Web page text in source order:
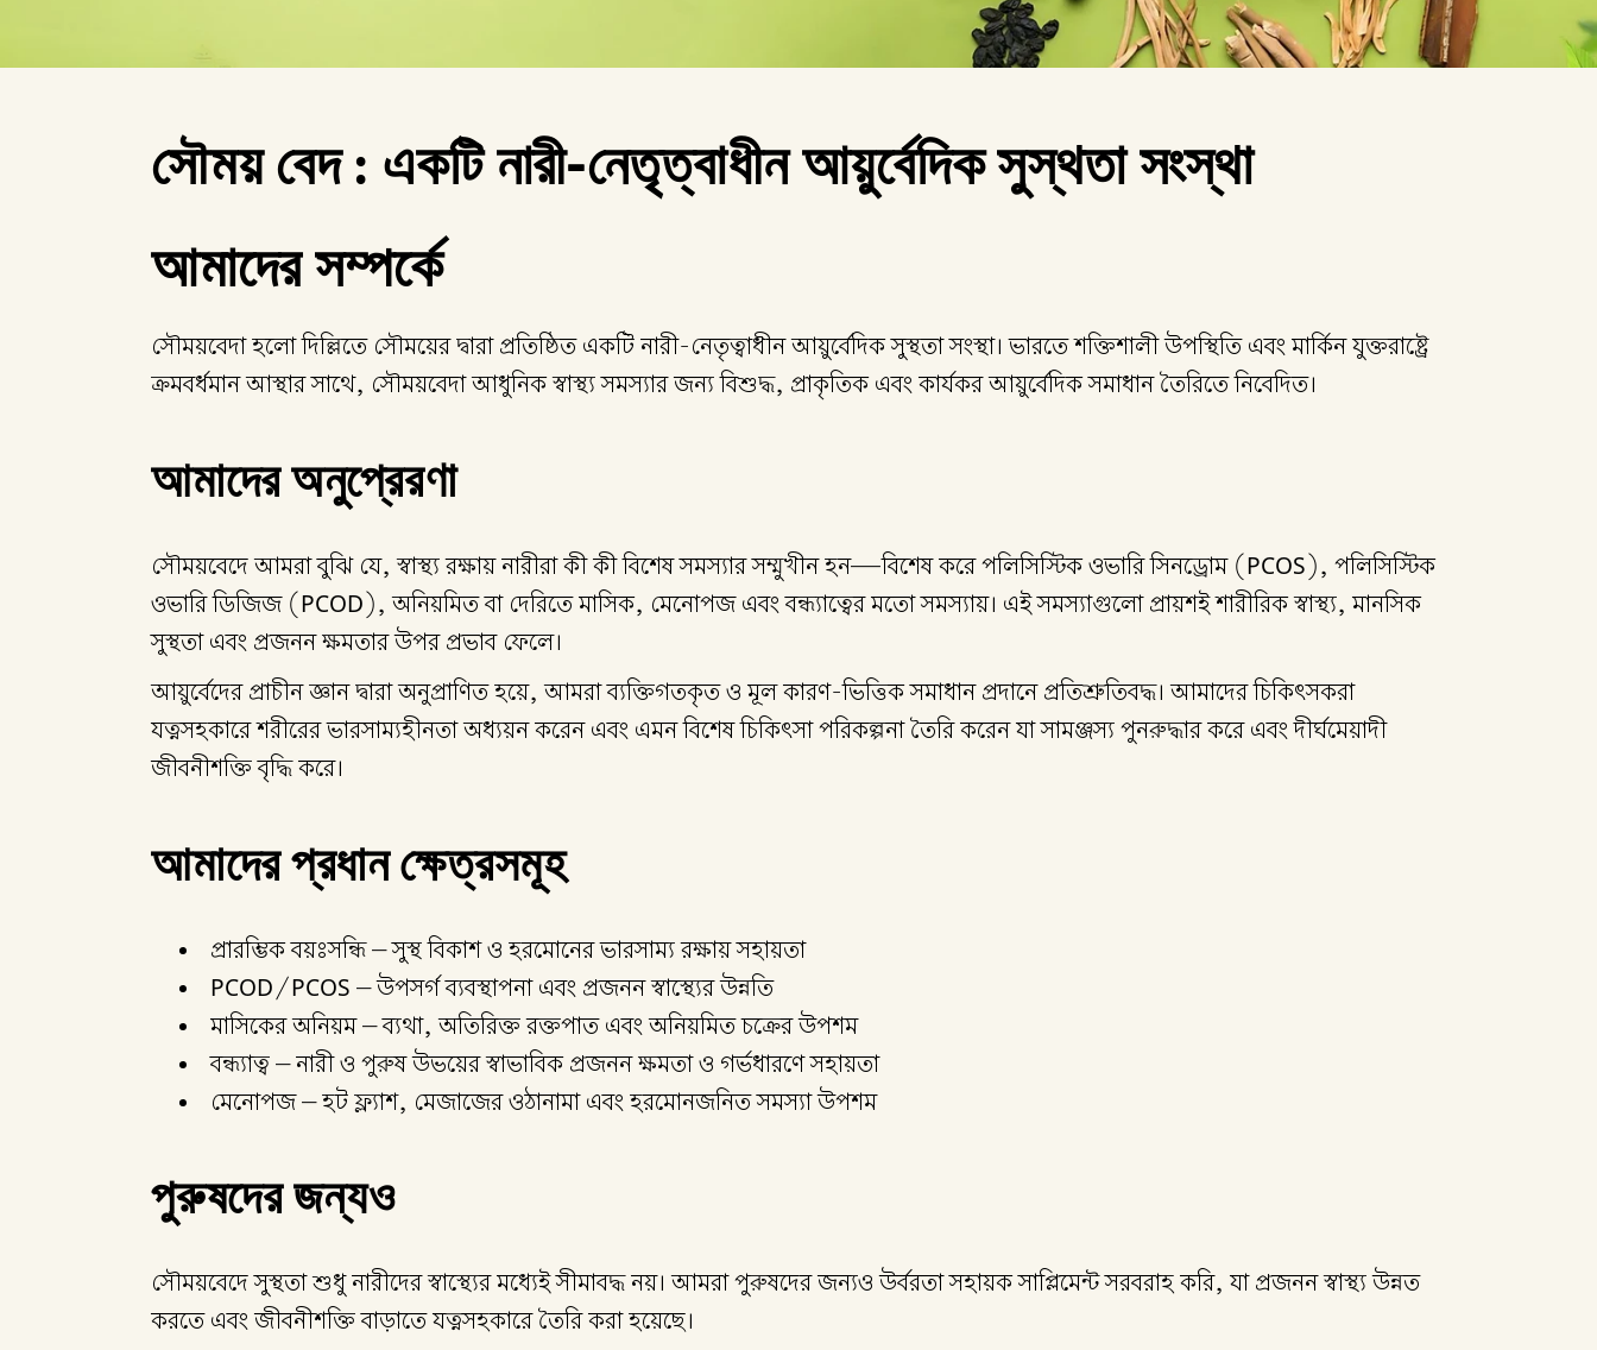
সৌময় বেদ : একটি নারী-নেতৃত্বাধীন আয়ুর্বেদিক সুস্থতা সংস্থা
আমাদের সম্পর্কে
সৌময়বেদা হলো দিল্লিতে সৌময়ের দ্বারা প্রতিষ্ঠিত একটি নারী-নেতৃত্বাধীন আয়ুর্বেদিক সুস্থতা সংস্থা। ভারতে শক্তিশালী উপস্থিতি এবং মার্কিন যুক্তরাষ্ট্রে
ক্রমবর্ধমান আস্থার সাথে, সৌময়বেদা আধুনিক স্বাস্থ্য সমস্যার জন্য বিশুদ্ধ, প্রাকৃতিক এবং কার্যকর আয়ুর্বেদিক সমাধান তৈরিতে নিবেদিত।
আমাদের অনুপ্রেরণা
সৌময়বেদে আমরা বুঝি যে, স্বাস্থ্য রক্ষায় নারীরা কী কী বিশেষ সমস্যার সম্মুখীন হন—বিশেষ করে পলিসিস্টিক ওভারি সিনড্রোম (PCOS), পলিসিস্টিক
ওভারি ডিজিজ (PCOD), অনিয়মিত বা দেরিতে মাসিক, মেনোপজ এবং বন্ধ্যাত্বের মতো সমস্যায়। এই সমস্যাগুলো প্রায়শই শারীরিক স্বাস্থ্য, মানসিক
সুস্থতা এবং প্রজনন ক্ষমতার উপর প্রভাব ফেলে।
আয়ুর্বেদের প্রাচীন জ্ঞান দ্বারা অনুপ্রাণিত হয়ে, আমরা ব্যক্তিগতকৃত ও মূল কারণ-ভিত্তিক সমাধান প্রদানে প্রতিশ্রুতিবদ্ধ। আমাদের চিকিৎসকরা
যত্নসহকারে শরীরের ভারসাম্যহীনতা অধ্যয়ন করেন এবং এমন বিশেষ চিকিৎসা পরিকল্পনা তৈরি করেন যা সামঞ্জস্য পুনরুদ্ধার করে এবং দীর্ঘমেয়াদী
জীবনীশক্তি বৃদ্ধি করে।
আমাদের প্রধান ক্ষেত্রসমূহ
প্রারম্ভিক বয়ঃসন্ধি – সুস্থ বিকাশ ও হরমোনের ভারসাম্য রক্ষায় সহায়তা
PCOD/PCOS – উপসর্গ ব্যবস্থাপনা এবং প্রজনন স্বাস্থ্যের উন্নতি
মাসিকের অনিয়ম – ব্যথা, অতিরিক্ত রক্তপাত এবং অনিয়মিত চক্রের উপশম
বন্ধ্যাত্ব – নারী ও পুরুষ উভয়ের স্বাভাবিক প্রজনন ক্ষমতা ও গর্ভধারণে সহায়তা
মেনোপজ – হট ফ্ল্যাশ, মেজাজের ওঠানামা এবং হরমোনজনিত সমস্যা উপশম
পুরুষদের জন্যও
সৌময়বেদে সুস্থতা শুধু নারীদের স্বাস্থ্যের মধ্যেই সীমাবদ্ধ নয়। আমরা পুরুষদের জন্যও উর্বরতা সহায়ক সাপ্লিমেন্ট সরবরাহ করি, যা প্রজনন স্বাস্থ্য উন্নত
করতে এবং জীবনীশক্তি বাড়াতে যত্নসহকারে তৈরি করা হয়েছে।